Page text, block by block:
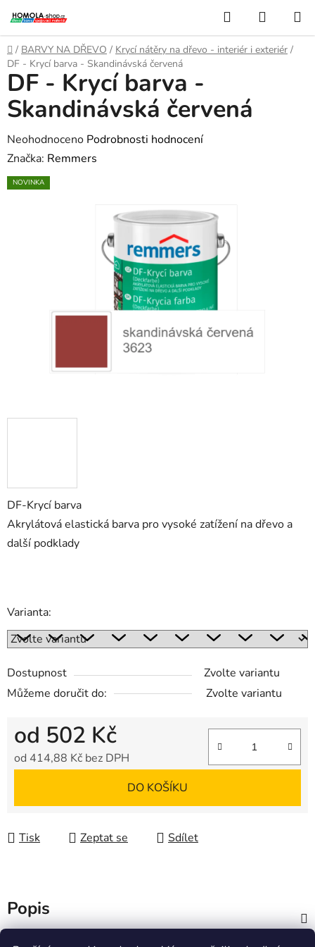
na
obsah
Hledat
KOŠÍK
Domů
/ BARVY NA DŘEVO / Krycí nátěry na dřevo - interiér i exteriér /
DF - Krycí barva - Skandinávská červená
DF-Krycí barva
Akrylátová elastická barva pro vysoké zatížení na dřevo a
další podklady
Varianta:
Dostupnost
Zvolte variantu
Můžeme doručit do:
Zvolte variantu
od 502 Kč
od 414,88 Kč bez DPH
DO KOŠÍKU
Tisk Zeptat se Sdílet
DF - Krycí barva -
Skandinávská červená
Průměrné
hodnocení
produktu
Neohodnoceno Podrobnosti hodnocení
Značka: Remmers
NOVINKA
Popis